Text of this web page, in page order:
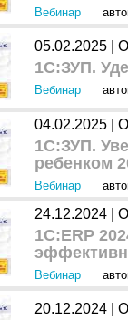
Вебинар
05.02.2025 |
1C:ЗУП.
Вебинар
04.02.2025 |
1С:ЗУП.
ребенком
Вебинар
24.12.2024 |
1С:ERP
Вебинар
20.12.2024 |